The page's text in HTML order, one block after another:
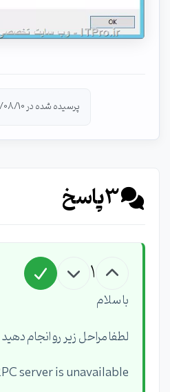
پرسیده شده در 1396/08/10 توسط
3پاسخ
1
با سلام
لطفا مراحل زیر رو انجام دهید
server is unavailable :